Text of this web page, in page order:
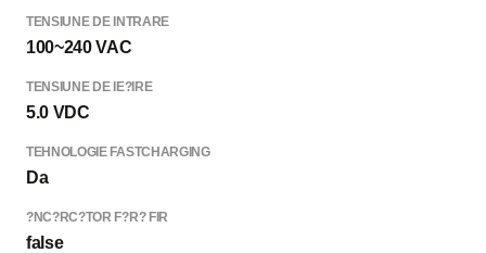
TENSIUNE DE INTRARE
100~240 VAC
TENSIUNE DE IE?IRE
5.0 VDC
TEHNOLOGIE FASTCHARGING
Da
?NC?RC?TOR F?R? FIR
false